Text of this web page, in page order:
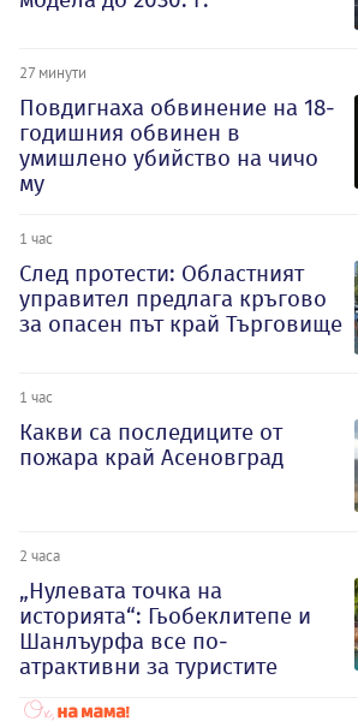
27 минути
Повдигнаха обвинение на 18-
годишния обвинен в
умишлено убийство на чичо
му
1 час
След протести: Областният
управител предлага кръгово
за опасен път край Търговище
1 час
Какви са последиците от
пожара край Асеновград
2 часа
„Нулевата точка на
историята“: Гьобеклитепе и
Шанлъурфа все по-
атрактивни за туристите